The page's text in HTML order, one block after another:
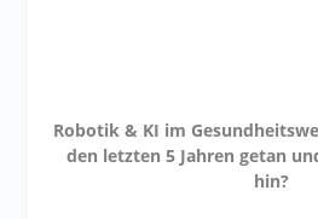
Robotik & KI im
den letzten 5 Jahren getan
hin?